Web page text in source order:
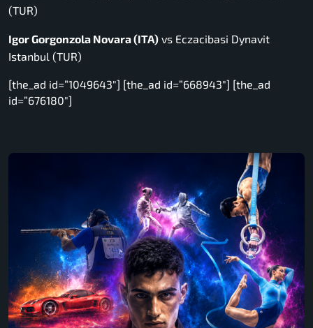
(TUR)
Igor Gorgonzola Novara (ITA) vs Eczacibasi Dynavit
Istanbul (TUR)
[the_ad id=”1049643″] [the_ad id=”668943″] [the_ad
id=”676180″]